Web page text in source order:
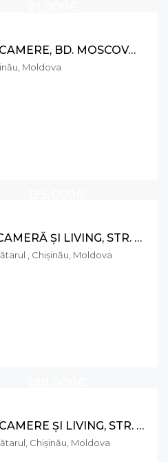
APARTAMENT CU 2 CAMERE, BD. MOSCOVA, RÂȘCANI
Moldova
APARTAMENT CU 1 CAMERĂ ȘI LIVING, STR. NICOLAE MILESCU SPĂTARUL, CIOCANA
, Chișinău, Moldova
APARTAMENT CU 2 CAMERE ȘI LIVING, STR. NICOLAE MILESCU SPĂTARUL, CIOCANA
Chișinău, Moldova